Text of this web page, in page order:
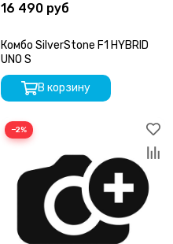
16 490 руб
Комбо SilverStone F1 HYBRID
UNO S
В корзину
−2%